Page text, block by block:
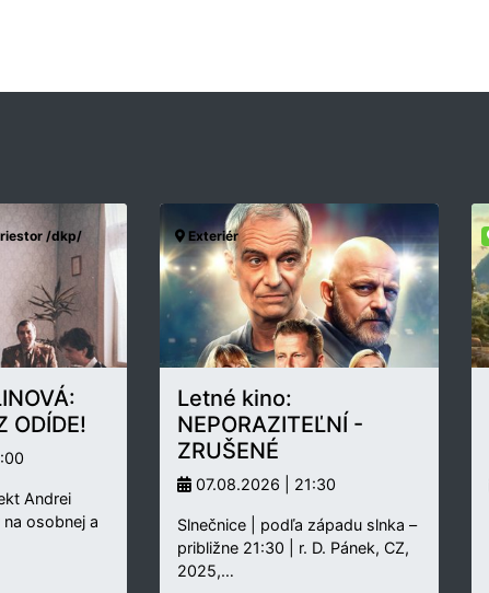
/dkp/
ODÍDE!
Andrei
osobnej a
Exteriér
Letné kino:
NEPORAZITEĽNÍ -
ZRUŠENÉ
07.08.2026 | 21:30
Slnečnice | podľa západu slnka –
približne 21:30 | r. D. Pánek, CZ,
2025,…